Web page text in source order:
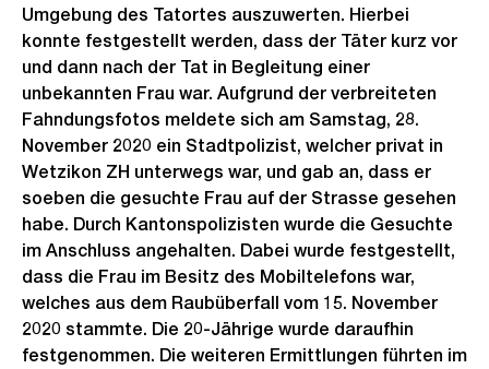
Umgebung des Tatortes auszuwerten. Hierbei
konnte festgestellt werden, dass der Täter kurz vor
und dann nach der Tat in Begleitung einer
unbekannten Frau war. Aufgrund der verbreiteten
Fahndungsfotos meldete sich am Samstag, 28.
November 2020 ein Stadtpolizist, welcher privat in
Wetzikon ZH unterwegs war, und gab an, dass er
soeben die gesuchte Frau auf der Strasse gesehen
habe. Durch Kantonspolizisten wurde die Gesuchte
im Anschluss angehalten. Dabei wurde festgestellt,
dass die Frau im Besitz des Mobiltelefons war,
welches aus dem Raubüberfall vom 15. November
2020 stammte. Die 20-Jährige wurde daraufhin
festgenommen. Die weiteren Ermittlungen führten im